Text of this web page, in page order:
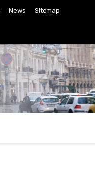
News Sitemap